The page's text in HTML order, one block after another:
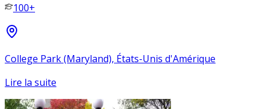
100+
College Park (Maryland), États-Unis d'Amérique
Lire la suite